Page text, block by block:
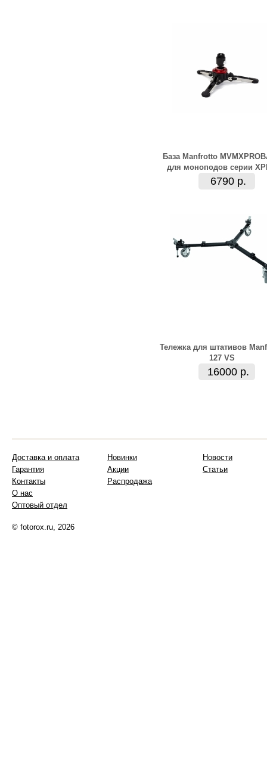
База Manfrotto
для моноподов серии
6790 р.
Тележка для штативов
127 VS
16000 р.
Доставка и оплата
Гарантия
Контакты
О нас
Оптовый отдел
Новинки
Акции
Распродажа
Новости
Статьи
© fotorox.ru, 2026